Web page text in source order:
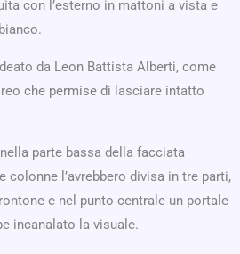
con l’esterno in mattoni a vista e
da Leon Battista Alberti, come
che permise di lasciare intatto
parte bassa della facciata
colonne l’avrebbero divisa in tre parti,
e nel punto centrale un portale
incanalato la visuale.